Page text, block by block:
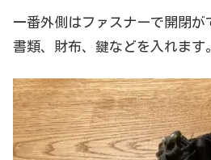
一番外側はファスナーで開閉が
書類、財布、鍵などを入れます